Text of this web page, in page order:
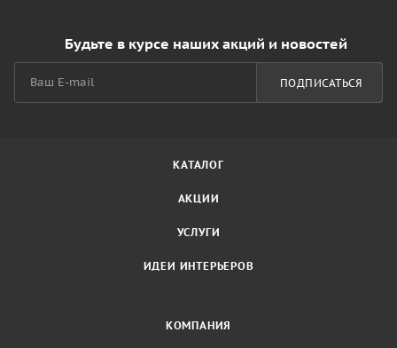
Будьте в курсе наших акций и новостей
ПОДПИСАТЬСЯ
КАТАЛОГ
АКЦИИ
УСЛУГИ
ИДЕИ ИНТЕРЬЕРОВ
КОМПАНИЯ